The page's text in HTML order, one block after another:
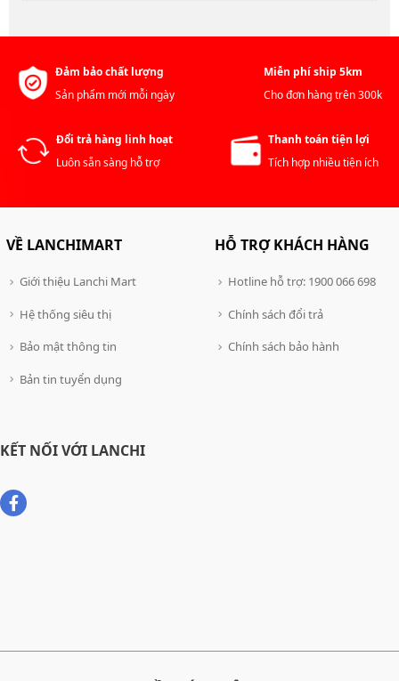
Đảm bảo chất lượng
Sản phẩm mới mỗi ngày
Miễn phí ship 5km
Cho đơn hàng trên 300k
Đổi trả hàng linh hoạt
Luôn sẵn sàng hỗ trợ
Thanh toán tiện lợi
Tích hợp nhiều tiện ích
VỀ LANCHIMART
Giới thiệu Lanchi Mart
Hệ thống siêu thị
Bảo mật thông tin
Bản tin tuyển dụng
HỖ TRỢ KHÁCH HÀNG
Hotline hỗ trợ: 1900 066 698
Chính sách đổi trả
Chính sách bảo hành
KẾT NỐI VỚI LANCHI